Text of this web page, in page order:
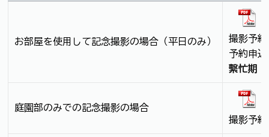
お部屋を使用して記念撮影の場合（平日のみ）
撮影予
予約申
繫忙期（
庭園部のみでの記念撮影の場合
撮影予